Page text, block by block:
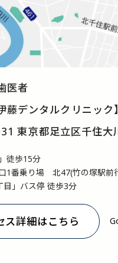
医者
藤デンタルクリニック】
東京都足立区千住大
徒歩15分
1番乗り場 北47(竹の塚駅前
目」バス停 徒歩3分
ス詳細はこちら